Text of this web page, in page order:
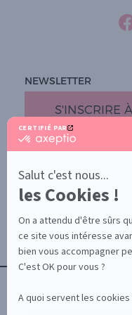
CERTIFIÉ PAR
certifié
En
savoir
plus
sur
Axeptio
Salut c'est nous...
les Cookies !
On a attendu d'être sûrs
ce site vous intéresse
bien vous accompagner
C'est OK pour vous ?
A quoi servent les cookies
NEWSLETTER
S'INSCRIRE